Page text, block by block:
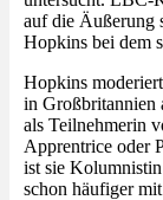
auf die Äußerung
Hopkins bei dem
Hopkins
in Großbritannien
als Teilnehmerin
Apprentrice oder
ist sie
schon häufiger